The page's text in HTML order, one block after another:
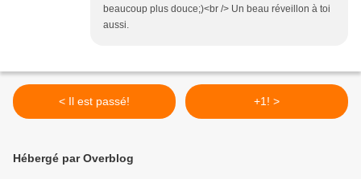
beaucoup plus douce;)<br /> Un beau réveillon à toi
aussi.
< Il est passé! +1! >
Hébergé par Overblog